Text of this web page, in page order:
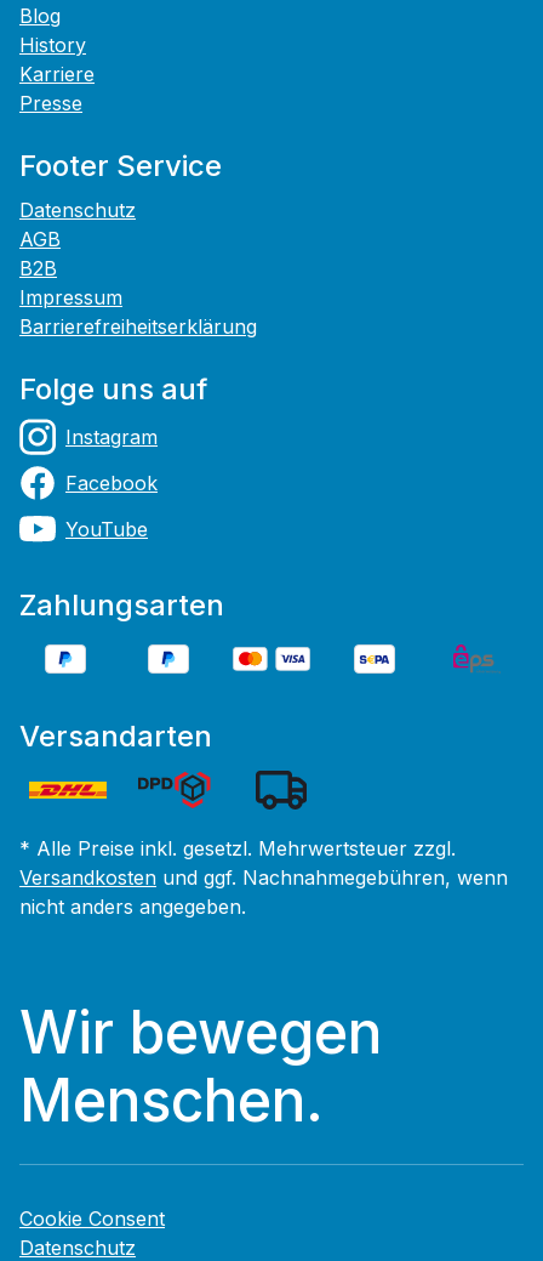
Blog
History
Karriere
Presse
Footer Service
Datenschutz
AGB
B2B
Impressum
Barrierefreiheitserklärung
Folge uns auf
Instagram
Facebook
YouTube
Zahlungsarten
Versandarten
* Alle Preise inkl. gesetzl. Mehrwertsteuer zzgl.
Versandkosten und ggf. Nachnahmegebühren, wenn
nicht anders angegeben.
Wir bewegen
Menschen.
Cookie Consent
Datenschutz